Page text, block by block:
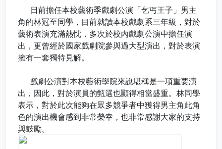
日前擔任本校藝術季戲劇公演「乞丐王子」男主
角的林冠至同學，目前就讀本校戲劇系三年級，對於
藝術表演充滿熱忱，多次於校內戲劇公演中擔任演
出，更曾經於國家戲劇院參與過大型演出，對於表演
擁有一套獨特見解。
戲劇公演對本校藝術學院來說堪稱是一項重要演
出，因此，對於演員的甄選也顯得相當盛重。林同學
表示，對於此次能夠在眾多競爭者中獲得男主角此角
色的演出機會感到非常榮幸，也非常感謝大家的支持
與鼓勵。